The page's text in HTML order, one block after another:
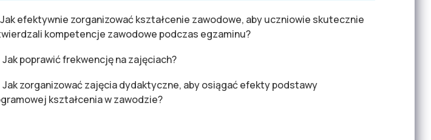
efektywnie zorganizować kształcenie zawodowe, aby uczniowie skutecznie
kompetencje zawodowe podczas egzaminu?
poprawić frekwencję na zajęciach?
zorganizować zajęcia dydaktyczne, aby osiągać efekty podstawy
kształcenia w zawodzie?
KSZTAŁCENIA ZAWODOWEGO MODUŁOWEGO I DUALNEGO